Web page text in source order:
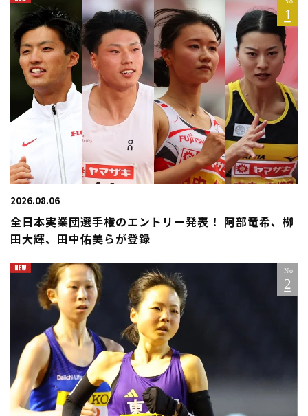
2026.08.06
全日本実業団選手権のエントリー発表！ 阿部竜希、栁
田大輝、田中佑美らが登録